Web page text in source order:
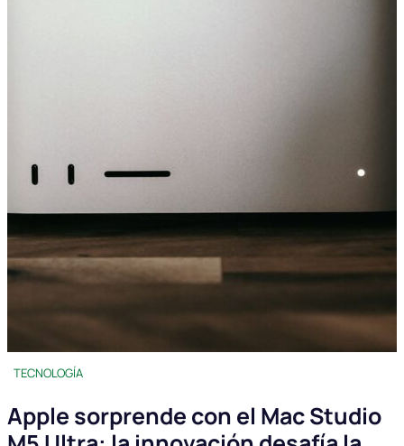
TECNOLOGÍA
Apple sorprende con el Mac Studio